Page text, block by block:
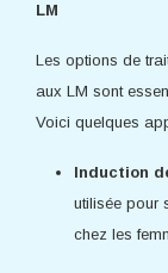
LM
Les options de
aux LM sont
Voici quelques
Induction
utilisée pour
chez les